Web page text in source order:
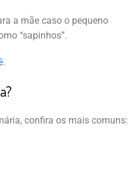
a mãe caso o pequeno
“sapinhos”.
.
confira os mais comuns: